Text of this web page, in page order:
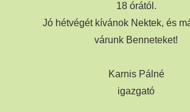
18 órától.
Jó hétvégét kívánok Nektek, és
várunk Benneteket!
Karnis Pálné
igazgató